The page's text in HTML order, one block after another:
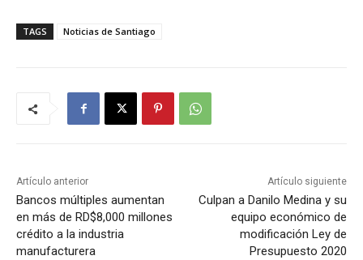
TAGS Noticias de Santiago
Artículo anterior
Bancos múltiples aumentan
en más de RD$8,000 millones
crédito a la industria
manufacturera
Artículo siguiente
Culpan a Danilo Medina y su
equipo económico de
modificación Ley de
Presupuesto 2020